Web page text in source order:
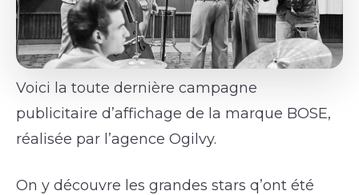
Voici la toute dernière campagne
publicitaire d’affichage de la marque BOSE,
réalisée par l’agence Ogilvy.
On y découvre les grandes stars q’ont été